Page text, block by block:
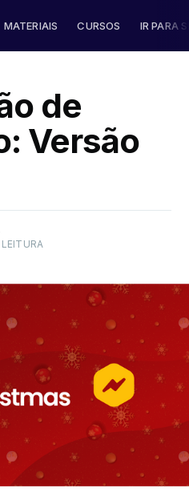
MATERIAIS CURSOS IR PARA
de
Versão